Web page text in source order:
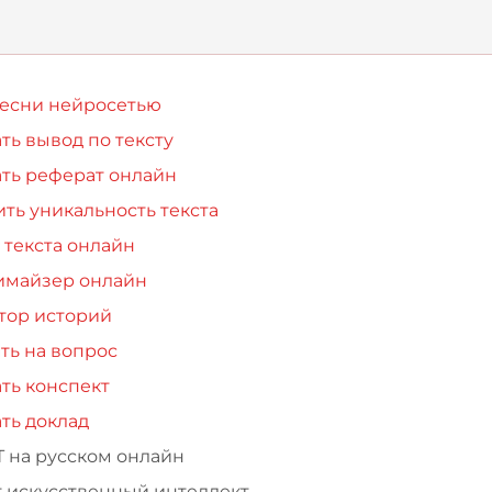
нейросетью
вывод по тексту
реферат онлайн
уникальность текста
онлайн
онлайн
историй
на вопрос
конспект
доклад
на русском онлайн